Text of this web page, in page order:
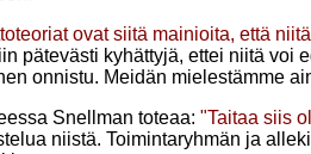
ovat siitä mainioita, että
pätevästi kyhättyjä, ettei niitä
onnistu. Meidän mielestämme
Snellman toteaa: "Taitaa siis
niistä. Toimintaryhmän ja